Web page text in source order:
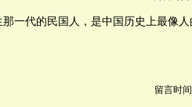
一代的民国人，是中国历史上最像
留言时